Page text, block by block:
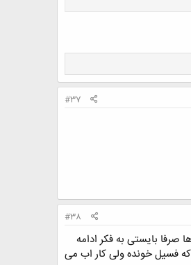
#37
#38
بایستی به فکر ادامه
فسیل خونده ولی کار اب می